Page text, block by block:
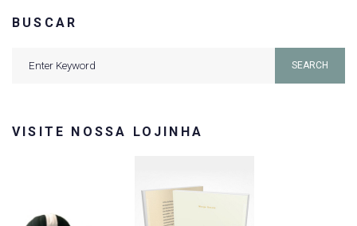
BUSCAR
SEARCH
VISITE NOSSA LOJINHA